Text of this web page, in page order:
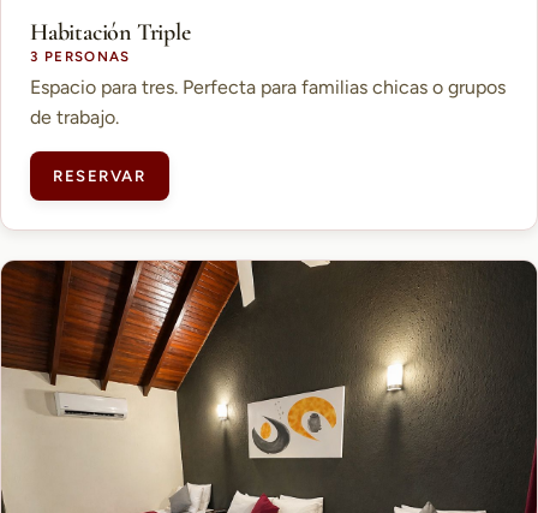
Habitación Triple
3 PERSONAS
Espacio para tres. Perfecta para familias chicas o grupos
de trabajo.
RESERVAR